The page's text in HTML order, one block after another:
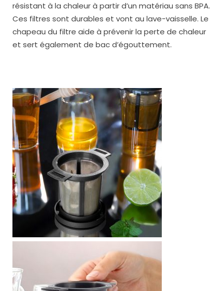
résistant à la chaleur à partir d’un matériau sans BPA.
Ces filtres sont durables et vont au lave-vaisselle. Le
chapeau du filtre aide à prévenir la perte de chaleur
et sert également de bac d’égouttement.